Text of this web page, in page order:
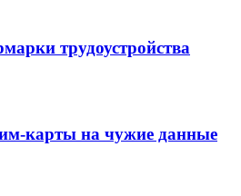
трудоустройства
карты на чужие данные